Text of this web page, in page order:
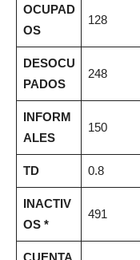
OCUPAD
OS
128
DESOCU
PADOS
248
INFORM
ALES
150
TD 0.8
INACTIV
OS *
491
CUENTA